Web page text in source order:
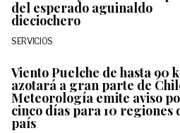
del esperado aguinaldo
dieciochero
SERVICIOS
Viento Puelche de hasta 90
azotará a gran parte de
Meteorología emite aviso
cinco días para 10 regiones
país